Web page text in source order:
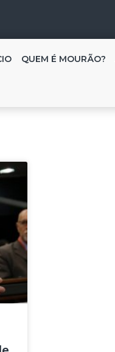
QUEM É MOURÃO?